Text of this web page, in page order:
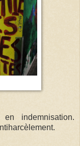
indemnisation.